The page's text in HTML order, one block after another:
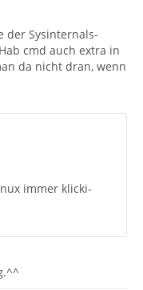
der Sysinternals-
cmd auch extra in
da nicht dran, wenn
immer klicki-